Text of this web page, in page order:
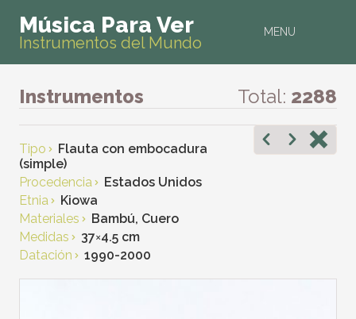
MENU
Música Para Ver
Instrumentos del Mundo
Instrumentos Total: 2288
Tipo
Flauta con embocadura
(simple)
Procedencia
Estados Unidos
Etnia
Kiowa
Materiales
Bambú, Cuero
Medidas
37×4.5 cm
Datación
1990-2000